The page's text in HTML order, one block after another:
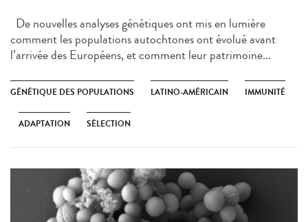
De nouvelles analyses génétiques ont mis en lumière
comment les populations autochtones ont évolué avant
l’arrivée des Européens, et comment leur patrimoine...
GÉNÉTIQUE DES POPULATIONS LATINO-AMÉRICAIN IMMUNITÉ
ADAPTATION SÉLECTION